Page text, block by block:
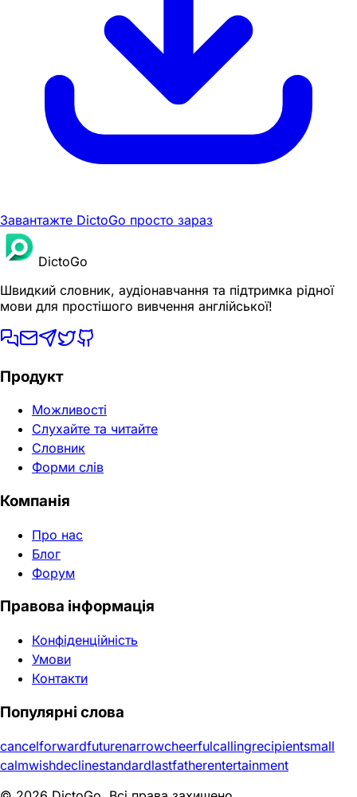
Завантажте DictoGo просто зараз
DictoGo
Швидкий словник, аудіонавчання та підтримка рідної
мови для простішого вивчення англійської!
Продукт
Можливості
Слухайте та читайте
Словник
Форми слів
Компанія
Про нас
Блог
Форум
Правова інформація
Конфіденційність
Умови
Контакти
Популярні слова
cancelforwardfuturenarrowcheerfulcallingrecipientsmall
calmwishdeclinestandardlastfatherentertainment